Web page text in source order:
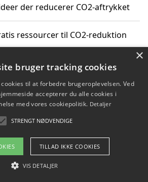
der reducerer CO2-aftrykket
ressourcer til CO2-reduktion
hjemmet kan reducere CO2-udslip
2026 - Pilanto Aps
Blog Betingelser
×
bruger tracking cookies
til at forbedre brugeroplevelsen. Ved
accepterer du alle cookies i
med vores cookiepolitik. Detaljer
STRENGT NØDVENDIGE
TILLAD IKKE COOKIES
VIS DETALJER